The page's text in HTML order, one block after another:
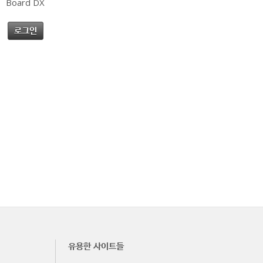
Board DX
로그인
유용한 사이트들